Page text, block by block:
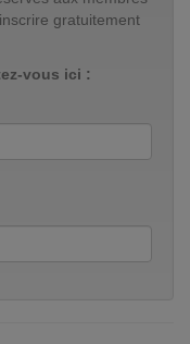
gratuitement
vous ici :